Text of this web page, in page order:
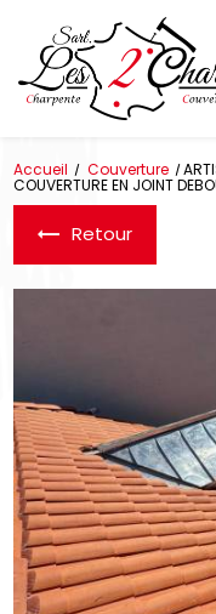
Accueil Couverture
COUVERTURE EN JOINT
Retour